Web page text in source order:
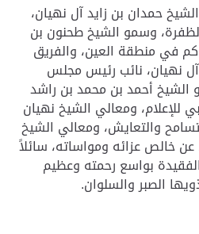
حمدان بن زايد آل نهيان،
وسمو الشيخ طحنون بن
في منطقة العين، والفريق
نهيان، نائب رئيس مجلس
الشيخ أحمد بن محمد بن راشد
ومعالي الشيخ نهيان
والتعايش، ومعالي الشيخ
خالص عزائه ومواساته، سائلاً
بواسع رحمته وعظيم
الصبر والسلوان.